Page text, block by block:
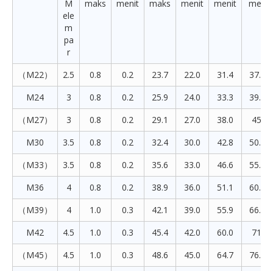
M
ele
m
pa
r
maks menit maks menit menit menit
（M22） 2.5 0.8 0.2 23.7 22.0 31.4
37.29
M24
3 0.8 0.2 25.9 24.0 33.3
39.55
（M27）
3 0.8 0.2 29.1 27.0 38.0
45.2
M30
3.5 0.8 0.2 32.4 30.0 42.8
50.85
（M33）
3.5 0.8 0.2 35.6 33.0 46.6
55.37
M36
4 0.8 0.2 38.9 36.0 51.1
60.79
（M39）
4 1.0 0.3 42.1 39.0 55.9
66.44
M42
4.5 1.0 0.3 45.4 42.0 60.0
71.3
（M45）
4.5 1.0 0.3 48.6 45.0 64.7
76.95